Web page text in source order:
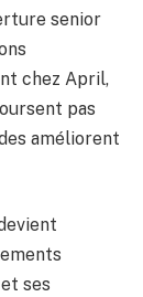
senior
chez April,
pas
améliorent
ses